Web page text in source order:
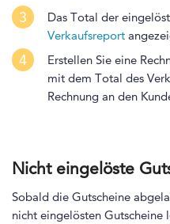
3
Das Total der
Verkaufsreport
4 Erstellen Sie eine
mit dem Total des
Rechnung an den
Nicht eingelöste
Sobald die Gutscheine
nicht eingelösten Gutscheine